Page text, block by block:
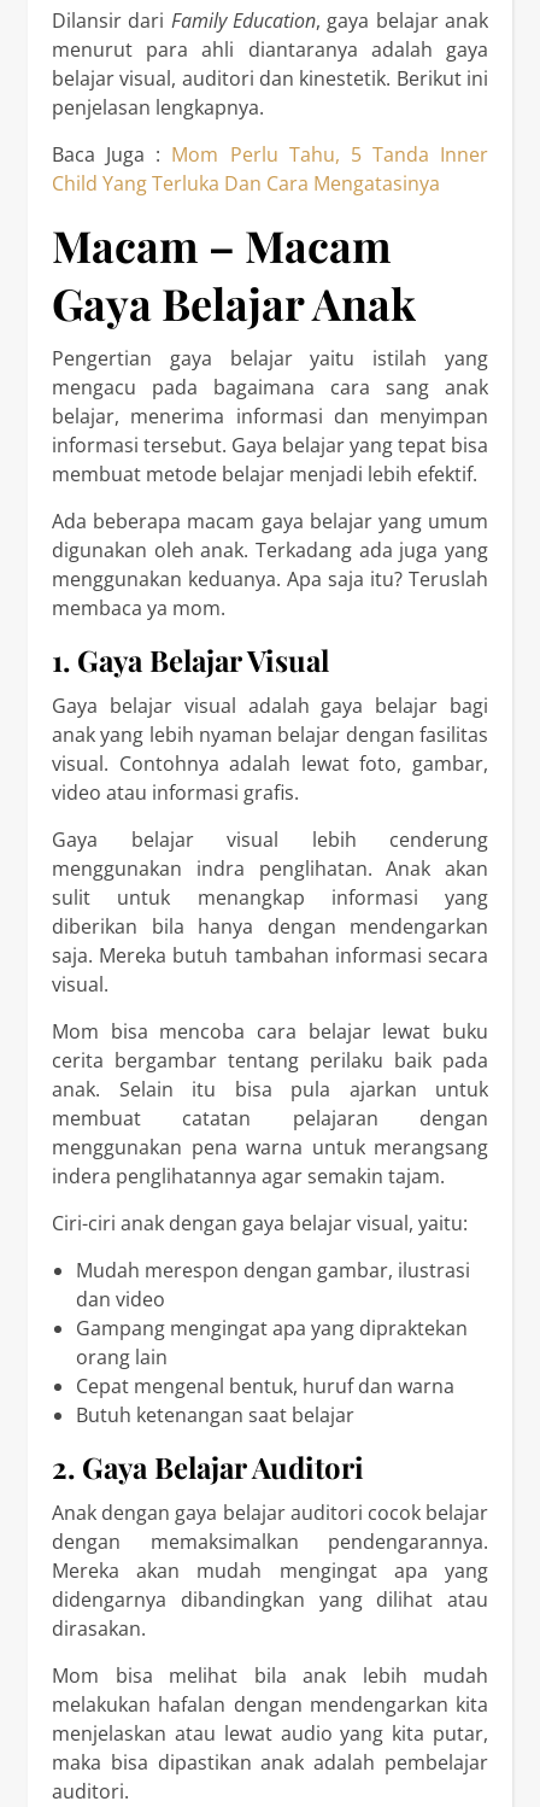
Dilansir dari Family Education, gaya belajar anak
menurut para ahli diantaranya adalah gaya
belajar visual, auditori dan kinestetik. Berikut ini
penjelasan lengkapnya.
Baca Juga : Mom Perlu Tahu, 5 Tanda Inner
Child Yang Terluka Dan Cara Mengatasinya
Macam – Macam
Gaya Belajar Anak
Pengertian gaya belajar yaitu istilah yang
mengacu pada bagaimana cara sang anak
belajar, menerima informasi dan menyimpan
informasi tersebut. Gaya belajar yang tepat bisa
membuat metode belajar menjadi lebih efektif.
Ada beberapa macam gaya belajar yang umum
digunakan oleh anak. Terkadang ada juga yang
menggunakan keduanya. Apa saja itu? Teruslah
membaca ya mom.
1. Gaya Belajar Visual
Gaya belajar visual adalah gaya belajar bagi
anak yang lebih nyaman belajar dengan fasilitas
visual. Contohnya adalah lewat foto, gambar,
video atau informasi grafis.
Gaya belajar visual lebih cenderung
menggunakan indra penglihatan. Anak akan
sulit untuk menangkap informasi yang
diberikan bila hanya dengan mendengarkan
saja. Mereka butuh tambahan informasi secara
visual.
Mom bisa mencoba cara belajar lewat buku
cerita bergambar tentang perilaku baik pada
anak. Selain itu bisa pula ajarkan untuk
membuat catatan pelajaran dengan
menggunakan pena warna untuk merangsang
indera penglihatannya agar semakin tajam.
Ciri-ciri anak dengan gaya belajar visual, yaitu:
Mudah merespon dengan gambar, ilustrasi
dan video
Gampang mengingat apa yang dipraktekan
orang lain
Cepat mengenal bentuk, huruf dan warna
Butuh ketenangan saat belajar
2. Gaya Belajar Auditori
Anak dengan gaya belajar auditori cocok belajar
dengan memaksimalkan pendengarannya.
Mereka akan mudah mengingat apa yang
didengarnya dibandingkan yang dilihat atau
dirasakan.
Mom bisa melihat bila anak lebih mudah
melakukan hafalan dengan mendengarkan kita
menjelaskan atau lewat audio yang kita putar,
maka bisa dipastikan anak adalah pembelajar
auditori.